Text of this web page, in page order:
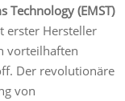
Technology (EMST)
erster Hersteller
vorteilhaften
Der revolutionäre
von